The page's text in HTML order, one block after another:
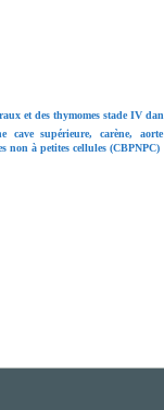
et des thymomes stade IV
cave supérieure, carène,
non à petites cellules (CBPNPC)